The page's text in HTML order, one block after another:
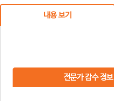
내용 보기
전문가 감수 정보